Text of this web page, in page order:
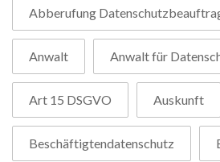
Abberufung
Anwalt Anwalt für
Art 15 DSGVO Auskunft
Beschäftigtendatenschutz